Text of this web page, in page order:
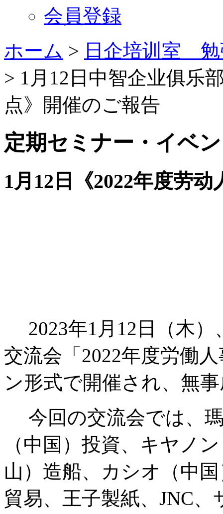
会員登録
ホーム > 日企培训室 勉
> 1月12日中智企业俱乐
点》開催のご報告
定期セミナー・イベ
1月12日《2022年度劳
2023年1月12日（木
交流会「2022年度労働
ン形式で開催され、無
今回の交流会では、
（中国）投資、キヤノ
山）造船、カシオ（中
貿易、王子製紙、JNC